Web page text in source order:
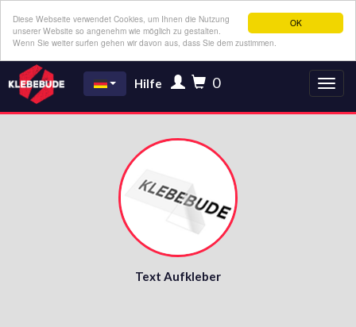
OK
Diese Webseite verwendet Cookies, um Ihnen die Nutzung
unserer Website so angenehm wie möglich zu gestalten.
Wenn Sie weiter surfen gehen wir davon aus, dass Sie dem zustimmen.
Hilfe 0
Text Aufkleber